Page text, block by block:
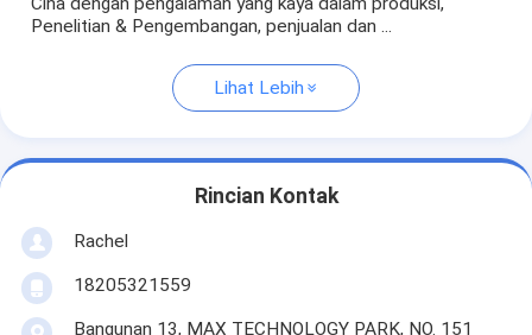
Penelitian & Pengembangan, penjualan dan ...
Lihat Lebih
Rincian Kontak
Rachel
18205321559
Bangunan 13, MAX TECHNOLOGY PARK, NO. 151